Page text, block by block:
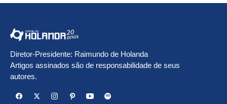
Diretor-Presidente: Raimundo de Holanda
Artigos assinados são de responsabilidade de seus
autores.